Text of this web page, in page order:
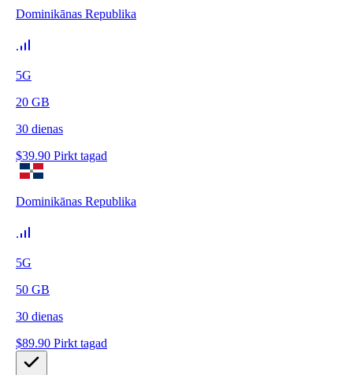
Dominikānas Republika
5G
20 GB
30 dienas
$39.90 Pirkt tagad
Dominikānas Republika
5G
50 GB
30 dienas
$89.90 Pirkt tagad